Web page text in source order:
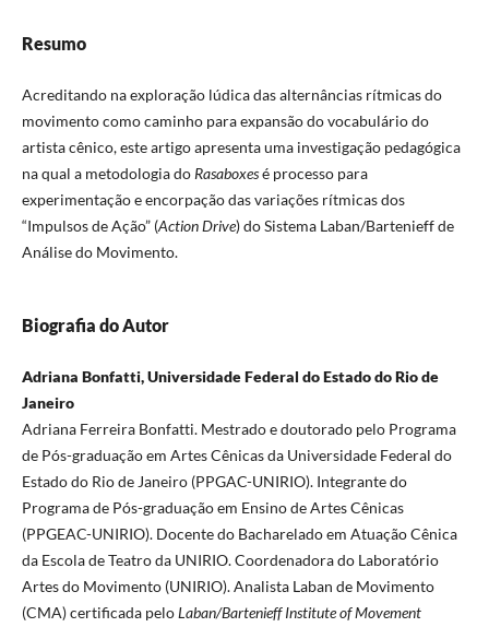
Resumo
Acreditando na exploração lúdica das alternâncias rítmicas do
movimento como caminho para expansão do vocabulário do
artista cênico, este artigo apresenta uma investigação pedagógica
na qual a metodologia do Rasaboxesé processo para
experimentação e encorpação das variações rítmicas dos
“Impulsos de Ação” (Action Drive)do Sistema Laban/Bartenieff de
Análise do Movimento.
Biografia do Autor
Adriana Bonfatti, Universidade Federal do Estado do Rio de
Janeiro
Adriana Ferreira Bonfatti. Mestrado e doutorado pelo Programa
de Pós-graduação em Artes Cênicas da Universidade Federal do
Estado do Rio de Janeiro (PPGAC-UNIRIO). Integrante do
Programa de Pós-graduação em Ensino de Artes Cênicas
(PPGEAC-UNIRIO). Docente do Bacharelado em Atuação Cênica
da Escola de Teatro da UNIRIO. Coordenadora do Laboratório
Artes do Movimento (UNIRIO). Analista Laban de Movimento
(CMA) certificada peloLaban/Bartenieff Institute of Movement